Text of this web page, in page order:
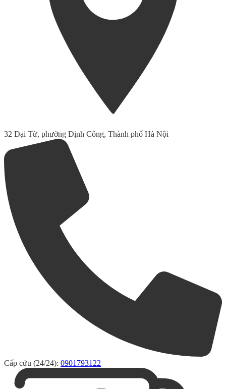
32 Đại Từ, phường Định Công, Thành phố Hà Nội
Cấp cứu (24/24): 0901793122